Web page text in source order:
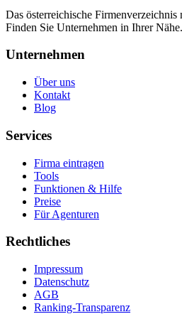
Das österreichische
Finden Sie Unternehmen in Ihrer Nähe.
Unternehmen
Über uns
Kontakt
Blog
Services
Firma eintragen
Tools
Funktionen & Hilfe
Preise
Für Agenturen
Rechtliches
Impressum
Datenschutz
AGB
Ranking-Transparenz